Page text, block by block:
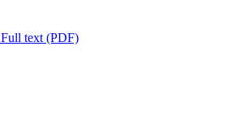
Full text (PDF)